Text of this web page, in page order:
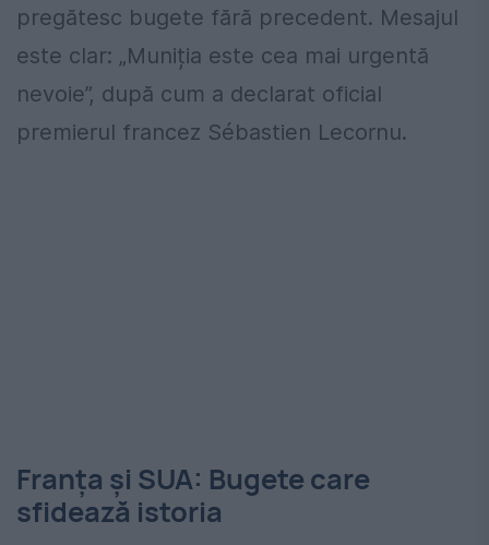
pregătesc bugete fără precedent. Mesajul
este clar: „Muniția este cea mai urgentă
nevoie”, după cum a declarat oficial
premierul francez Sébastien Lecornu.
Franța și SUA: Bugete care
sfidează istoria